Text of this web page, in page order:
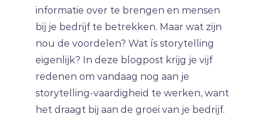
informatie over te brengen en mensen
bij je bedrijf te betrekken. Maar wat zijn
nou de voordelen? Wat ís storytelling
eigenlijk? In deze blogpost krijg je vijf
redenen om vandaag nog aan je
storytelling-vaardigheid te werken, want
het draagt bij aan de groei van je bedrijf.